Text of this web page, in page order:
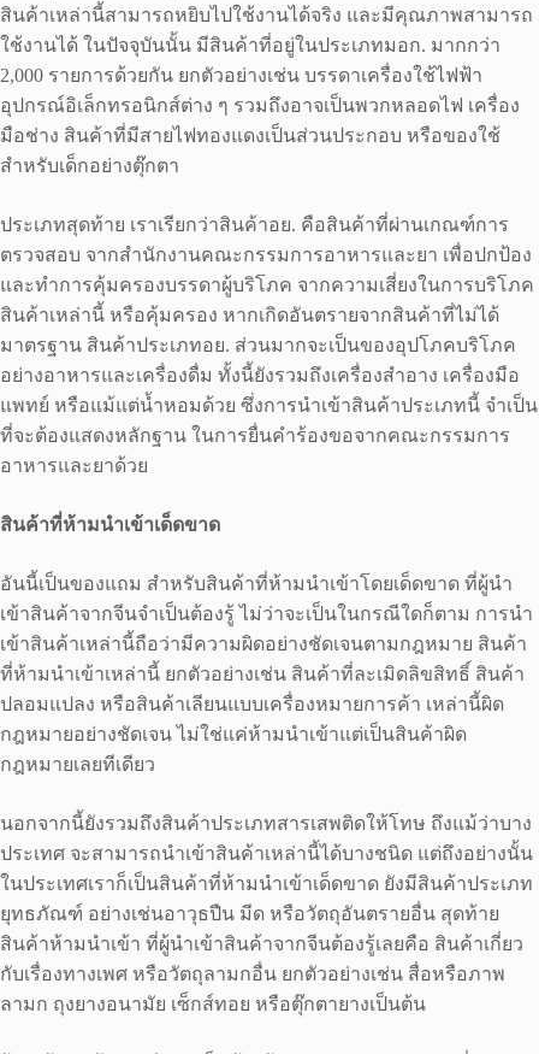
สินค้าเหล่านี้สามารถหยิบไปใช้งานได้จริง และมีคุณภาพสามารถ
ใช้งานได้ ในปัจจุบันนั้น มีสินค้าที่อยู่ในประเภทมอก. มากกว่า
2,000 รายการด้วยกัน ยกตัวอย่างเช่น บรรดาเครื่องใช้ไฟฟ้า
อุปกรณ์อิเล็กทรอนิกส์ต่าง ๆ รวมถึงอาจเป็นพวกหลอดไฟ เครื่อง
มือช่าง สินค้าที่มีสายไฟทองแดงเป็นส่วนประกอบ หรือของใช้
สำหรับเด็กอย่างตุ๊กตา
ประเภทสุดท้าย เราเรียกว่าสินค้าอย. คือสินค้าที่ผ่านเกณฑ์การ
ตรวจสอบ จากสำนักงานคณะกรรมการอาหารและยา เพื่อปกป้อง
และทำการคุ้มครองบรรดาผู้บริโภค จากความเสี่ยงในการบริโภค
สินค้าเหล่านี้ หรือคุ้มครอง หากเกิดอันตรายจากสินค้าที่ไม่ได้
มาตรฐาน สินค้าประเภทอย. ส่วนมากจะเป็นของอุปโภคบริโภค
อย่างอาหารและเครื่องดื่ม ทั้งนี้ยังรวมถึงเครื่องสำอาง เครื่องมือ
แพทย์ หรือแม้แต่น้ำหอมด้วย ซึ่งการนำเข้าสินค้าประเภทนี้ จำเป็น
ที่จะต้องแสดงหลักฐาน ในการยื่นคำร้องขอจากคณะกรรมการ
อาหารและยาด้วย
สินค้าที่ห้ามนำเข้าเด็ดขาด
อันนี้เป็นของแถม สำหรับสินค้าที่ห้ามนำเข้าโดยเด็ดขาด ที่ผู้นำ
เข้าสินค้าจากจีนจำเป็นต้องรู้ ไม่ว่าจะเป็นในกรณีใดก็ตาม การนำ
เข้าสินค้าเหล่านี้ถือว่ามีความผิดอย่างชัดเจนตามกฎหมาย สินค้า
ที่ห้ามนำเข้าเหล่านี้ ยกตัวอย่างเช่น สินค้าที่ละเมิดลิขสิทธิ์ สินค้า
ปลอมแปลง หรือสินค้าเลียนแบบเครื่องหมายการค้า เหล่านี้ผิด
กฎหมายอย่างชัดเจน ไม่ใช่แค่ห้ามนำเข้าแต่เป็นสินค้าผิด
กฎหมายเลยทีเดียว
นอกจากนี้ยังรวมถึงสินค้าประเภทสารเสพติดให้โทษ ถึงแม้ว่าบาง
ประเทศ จะสามารถนำเข้าสินค้าเหล่านี้ได้บางชนิด แต่ถึงอย่างนั้น
ในประเทศเราก็เป็นสินค้าที่ห้ามนำเข้าเด็ดขาด ยังมีสินค้าประเภท
ยุทธภัณฑ์ อย่างเช่นอาวุธปืน มีด หรือวัตถุอันตรายอื่น สุดท้าย
สินค้าห้ามนำเข้า ที่ผู้นำเข้าสินค้าจากจีนต้องรู้เลยคือ สินค้าเกี่ยว
กับเรื่องทางเพศ หรือวัตถุลามกอื่น ยกตัวอย่างเช่น สื่อหรือภาพ
ลามก ถุงยางอนามัย เซ็กส์ทอย หรือตุ๊กตายางเป็นต้น